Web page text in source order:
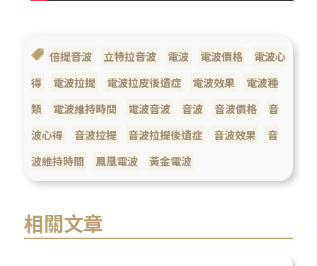
倍提音波 立特拉音波 電波 電波價格
電波心
得
電波拉提 電波拉皮後遺症 電波效果
電波種
類
電波維持時間 電波音波 音波 音波價格
音
波心得
音波拉提 音波拉提後遺症 音波效果
音
波維持時間
鳳凰電波 黃金電波
相關文章